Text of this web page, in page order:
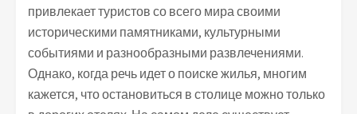
привлекает туристов со всего мира своими
историческими памятниками, культурными
событиями и разнообразными развлечениями.
Однако, когда речь идет о поиске жилья, многим
кажется, что остановиться в столице можно только